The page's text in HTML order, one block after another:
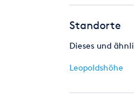
Standorte
Dieses und
Leopoldshöhe